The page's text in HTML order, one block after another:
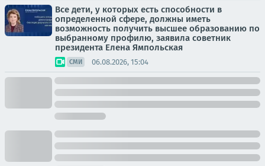
Все дети, у которых есть способности в
определенной сфере, должны иметь
возможность получить высшее образованию по
выбранному профилю, заявила советник
президента Елена Ямпольская
СМИ 06.08.2026, 15:04